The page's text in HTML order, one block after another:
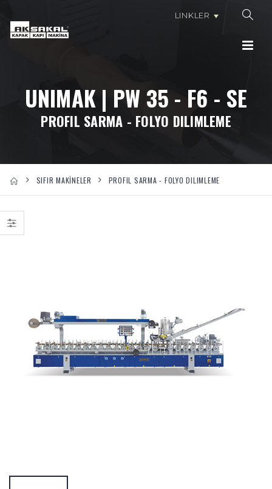
LINKLER
UNIMAK | PW 35 - F6 - SE
PROFIL SARMA - FOLYO DILIMLEME
SIFIR MAKİNELER PROFIL SARMA - FOLYO DILIMLEME